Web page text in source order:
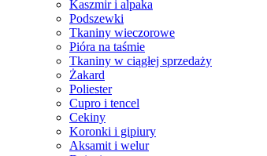
Kaszmir i alpaka
Podszewki
Tkaniny wieczorowe
Pióra na taśmie
Tkaniny w ciągłej sprzedaży
Żakard
Poliester
Cupro i tencel
Cekiny
Koronki i gipiury
Aksamit i welur